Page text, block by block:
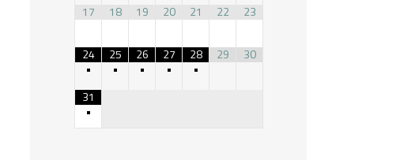
17
18 19 20 21 22 23
24
•
25
•
26
•
27
•
28
•
29 30
31
•